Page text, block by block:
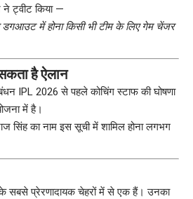
ने ट्वीट किया —
डगआउट में होना किसी भी टीम के लिए गेम चेंजर
है ऐलान
IPL 2026 से पहले कोचिंग स्टाफ की घोषणा
में है।
सिंह का नाम इस सूची में शामिल होना लगभग
सबसे प्रेरणादायक चेहरों में से एक हैं। उनका